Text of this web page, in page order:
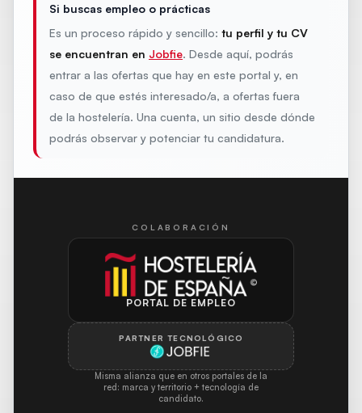
COLABORACIÓN
PORTAL DE EMPLEO
PARTNER TECNOLÓGICO
Misma alianza que en otros portales de la
red: marca y territorio + tecnología de
candidato.
Si buscas empleo o prácticas
Es un proceso rápido y sencillo: tu perfil y tu CV
se encuentran en Jobfie. Desde aquí, podrás
entrar a las ofertas que hay en este portal y, en
caso de que estés interesado/a, a ofertas fuera
de la hostelería. Una cuenta, un sitio desde dónde
podrás observar y potenciar tu candidatura.